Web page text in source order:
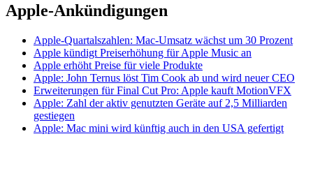
Apple-Ankündigungen
Apple-Quartalszahlen: Mac-Umsatz wächst um 30 Prozent
Apple kündigt Preiserhöhung für Apple Music an
Apple erhöht Preise für viele Produkte
Apple: John Ternus löst Tim Cook ab und wird neuer CEO
Erweiterungen für Final Cut Pro: Apple kauft MotionVFX
Apple: Zahl der aktiv genutzten Geräte auf 2,5 Milliarden
gestiegen
Apple: Mac mini wird künftig auch in den USA gefertigt